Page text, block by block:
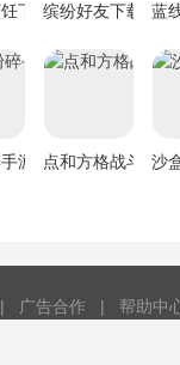
下载缤纷好友下载 蓝
游下载点和方格战斗手沙
| 广告合作 | 帮助中